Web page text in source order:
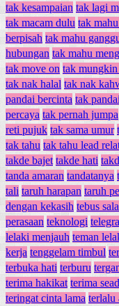
tak kesampaian tak lagi
tak macam dulu tak
berpisah tak mahu
hubungan tak mahu
tak move on tak mungkin
tak nak halal tak nak
pandai bercinta tak
percaya tak pernah jumpa
reti pujuk tak sama umur
tak tahu tak tahu lead
takde bajet takde hati
tanda amaran tandatanya
tali taruh harapan taruh
dengan kekasih tebus
perasaan teknologi
lelaki menjauh teman
kerja tenggelam timbul
terbuka hati terburu
terima hakikat terima
teringat cinta lama terlalu